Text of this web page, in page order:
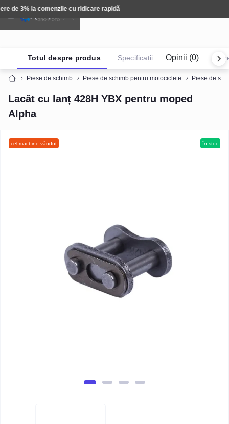
Tehnică: Livrare gratuită
Piese de schimb Piese de schimb pentru motociclete Piese de
Lacăt cu lanț 428H YBX pentru moped
Alpha
Totul despre produs Specificații Opinii (0)
cel mai bine vândut în stoc